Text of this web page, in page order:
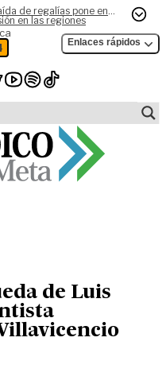
de regalías pone en
en las regiones
Enlaces rápidos
de Luis